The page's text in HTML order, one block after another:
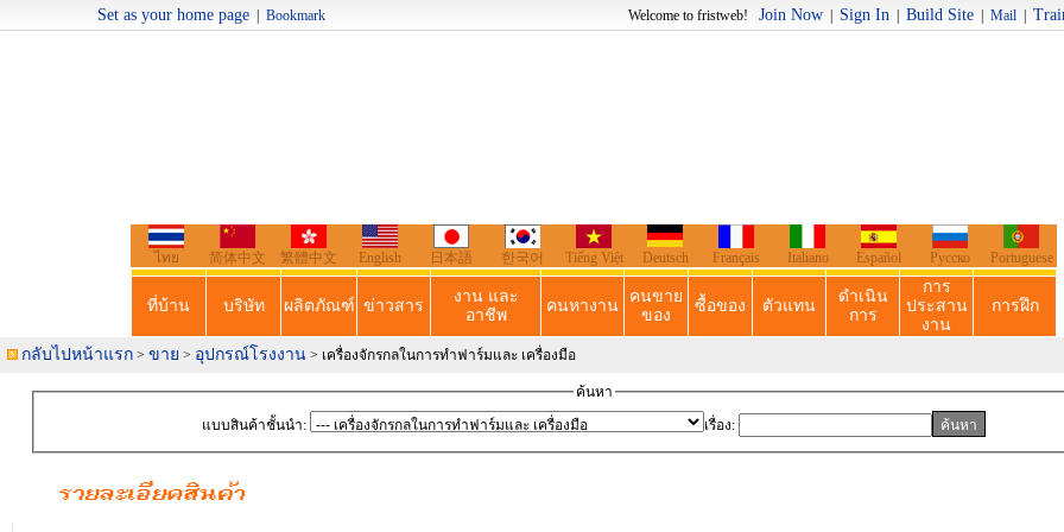
Set as your home page| BookmarkWelcome to fristweb! Join Now| Sign In| Build Site| Mail|
ไทย 简体中文 繁體中文 English 日本語 한국어 Tiếng Việt Deutsch Français Italiano Español Русско Portuguese
ที่บ้าน บริษัท ผลิตภัณฑ์ ข่าวสาร
งาน และ
อาชีพ
คนหางาน
คนขาย
ของ
ซื้อของ ตัวแทน
ดำเนิน
การ
การ
ประสาน
งาน
การฝึก
กลับไปหน้าแรก > ขาย > อุปกรณ์โรงงาน > เครื่องจักรกลในการทำฟาร์มและ เครื่องมือ
ค้นหา
แบบสินค้าชั้นนำ: เรื่อง: